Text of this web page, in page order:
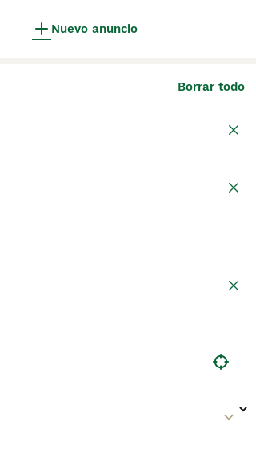
Nuevo anuncio
Borrar todo